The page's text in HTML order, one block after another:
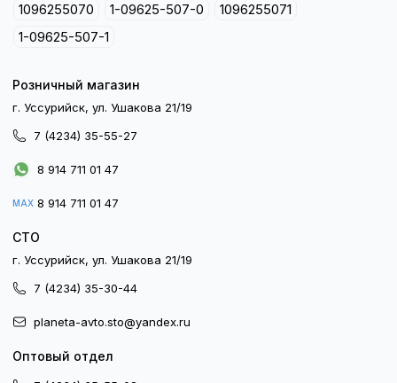
1096255070
1-09625-507-0
1096255071
1-09625-507-1
Розничный магазин
г. Уссурийск, ул. Ушакова 21/19
7 (4234) 35-55-27
8 914 711 01 47
MAX 8 914 711 01 47
СТО
г. Уссурийск, ул. Ушакова 21/19
7 (4234) 35-30-44
planeta-avto.sto@yandex.ru
Оптовый отдел